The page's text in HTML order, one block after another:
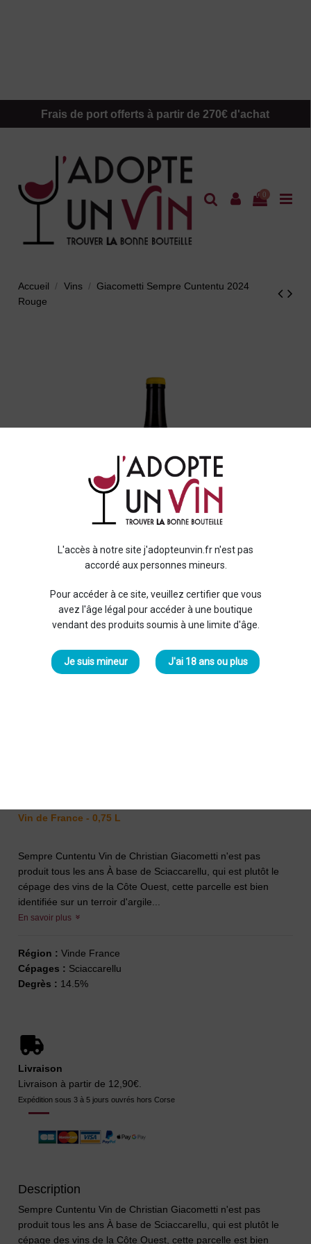
L'accès à notre site j'adopteunvin.fr n'est pas
accordé aux personnes mineurs.
Pour accéder à ce site, veuillez certifier que vous
avez l'âge légal pour accéder à une boutique
vendant des produits soumis à une limite d'âge.
Je suis mineur J'ai 18 ans ou plus
Frais de port offerts à partir de 270€ d'achat
0
Accueil Vins
Giacometti Sempre Cuntentu 2024
Rouge
Vin de France - 0,75 L
Sempre Cuntentu Vin de Christian Giacometti n'est pas
produit tous les ans À base de Sciaccarellu, qui est plutôt le
cépage des vins de la Côte Ouest, cette parcelle est bien
identifiée sur un terroir d'argile...
En savoir plus
Région : Vinde France
Cépages : Sciaccarellu
Degrès : 14.5%
Livraison
Livraison à partir de 12,90€.
Expédition sous 3 à 5 jours ouvrés hors Corse
Description
Sempre Cuntentu Vin de Christian Giacometti n'est pas
produit tous les ans À base de Sciaccarellu, qui est plutôt le
cépage des vins de la Côte Ouest, cette parcelle est bien